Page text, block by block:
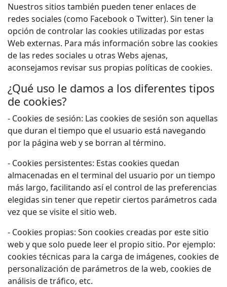
Nuestros sitios también pueden tener enlaces de
redes sociales (como Facebook o Twitter). Sin tener la
opción de controlar las cookies utilizadas por estas
Web externas. Para más información sobre las cookies
de las redes sociales u otras Webs ajenas,
aconsejamos revisar sus propias políticas de cookies.
¿Qué uso le damos a los diferentes tipos
de cookies?
- Cookies de sesión: Las cookies de sesión son aquellas
que duran el tiempo que el usuario está navegando
por la página web y se borran al término.
- Cookies persistentes: Estas cookies quedan
almacenadas en el terminal del usuario por un tiempo
más largo, facilitando así el control de las preferencias
elegidas sin tener que repetir ciertos parámetros cada
vez que se visite el sitio web.
- Cookies propias: Son cookies creadas por este sitio
web y que solo puede leer el propio sitio. Por ejemplo:
cookies técnicas para la carga de imágenes, cookies de
personalización de parámetros de la web, cookies de
análisis de tráfico, etc.